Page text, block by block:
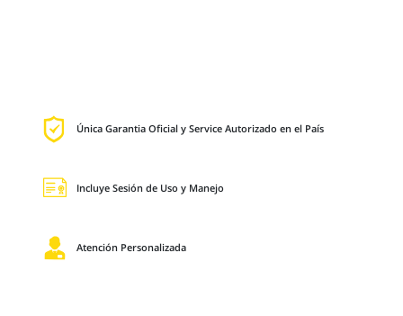
Única Garantia Oficial y Service Autorizado en el País
Incluye Sesión de Uso y Manejo
Atención Personalizada